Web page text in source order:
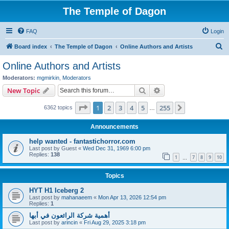
The Temple of Dagon
FAQ Login
Board index The Temple of Dagon Online Authors and Artists
Online Authors and Artists
Moderators: mgmirkin Moderators
New Topic Search
6362 topics Page 1of 255
1 2 3 4 5 255
Announcements
help wanted - fantastichorror.com
Last post by Guest « Wed Dec 31, 1969 6:00 pm
Replies: 138 1 7 8 9 10
Topics
HYT H1 Iceberg 2
Last post by mahanaeem « Mon Apr 13, 2026 12:54 pm
Replies: 1
أهمية شركة الرائعون في أبها
Last post by arincin « Fri Aug 29, 2025 3:18 pm